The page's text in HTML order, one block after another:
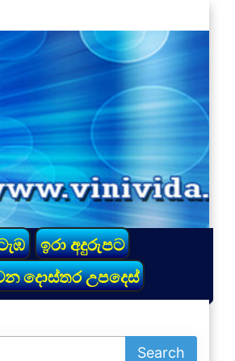
ඉරා අදුරුපට
දොස්තර උපදෙස්